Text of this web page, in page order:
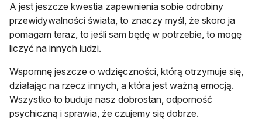
A jest jeszcze kwestia zapewnienia sobie odrobiny
przewidywalności świata, to znaczy myśl, że skoro ja
pomagam teraz, to jeśli sam będę w potrzebie, to mogę
liczyć na innych ludzi.
Wspomnę jeszcze o wdzięczności, którą otrzymuje się,
działając na rzecz innych, a która jest ważną emocją.
Wszystko to buduje nasz dobrostan, odporność
psychiczną i sprawia, że czujemy się dobrze.